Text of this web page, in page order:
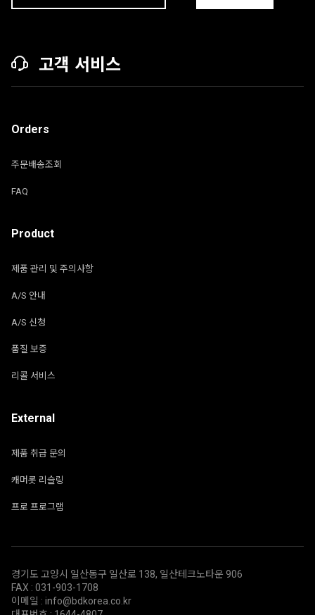
고객 서비스
Orders
주문배송조회
FAQ
Product
제품 관리 및 주의사항
A/S 안내
A/S 신청
품질 보증
리콜 서비스
External
제품 취급 문의
캐머롯 리슬링
프로 프로그램
경기도 고양시 일산동구 일산로 138, 일산테크노타운 906
FAX : 031-903-1708
이메일 : info@bdkorea.co.kr